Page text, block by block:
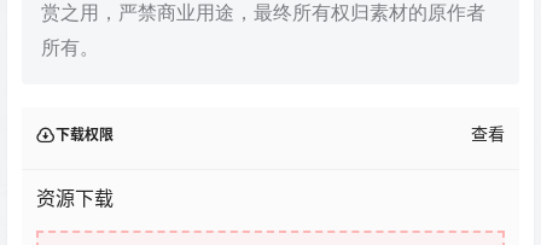
赏之用，严禁商业用途，最终所有权归素材的原作者
所有。
下载权限 查看
资源下载